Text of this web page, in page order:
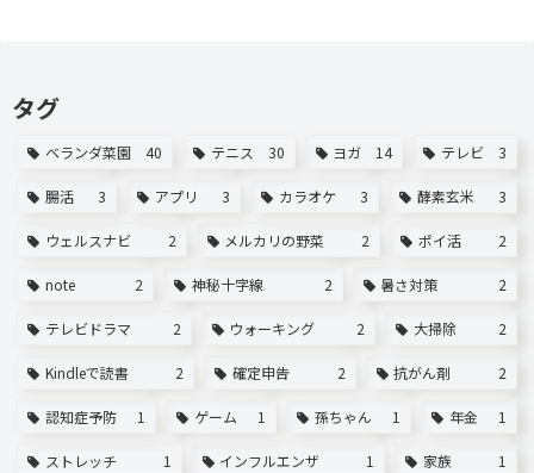
タグ
ベランダ菜園 40 テニス 30 ヨガ 14 テレビ 3
腸活 3 アプリ 3 カラオケ 3 酵素玄米 3
ウェルスナビ 2 メルカリの野菜 2 ポイ活 2
note 2 神秘十字線 2 暑さ対策 2
テレビドラマ 2 ウォーキング 2 大掃除 2
Kindleで読書 2 確定申告 2 抗がん剤 2
認知症予防 1 ゲーム 1 孫ちゃん 1 年金 1
ストレッチ 1 インフルエンザ 1 家族 1